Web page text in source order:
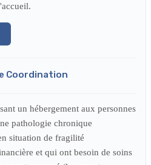
Coordination
un hébergement aux personnes
pathologie chronique
situation de fragilité
et qui ont besoin de soins